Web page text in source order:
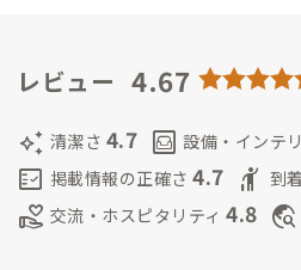
ttps://lit.link/hyakusyonobuはじ
ノブです。 2012年より農村ボラン
家さんと出会い、
2023年に大阪か
これまでに約50の仕事を経験し、
職支援に関わってきました。いまは
国の中小企業の採用をオンライン
レビュー 4.67
auto_awesome 清潔さ 4.7 living 設備・インテ
fact_check 掲載情報の正確さ 4.7 hail 到
volunteer_activism 交流・ホスピタリティ 4.8 travel_explore